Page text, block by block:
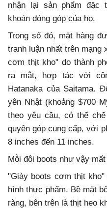
nhận lại sản phẩm đặc
khoản đóng góp của họ.
Trong số đó, mặt hàng
tranh luận nhất trên mạng
cơm thịt kho" do thành
ra mắt, hợp tác với
Hatanaka của Saitama.
yên Nhật (khoảng $700
theo yêu cầu, có thể
quyên góp cung cấp, với
8 inches đến 11 inches.
Mỗi đôi boots như vậy
"Giày boots cơm thịt
hình thực phẩm. Bề mặt
ràng, bên trên là thịt heo